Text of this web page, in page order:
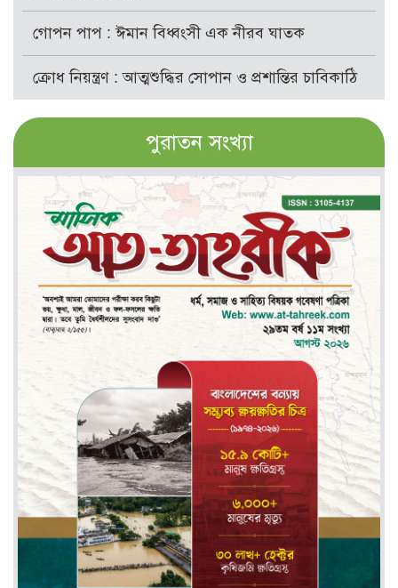
গোপন পাপ : ঈমান বিধ্বংসী এক নীরব ঘাতক
ক্রোধ নিয়ন্ত্রণ : আত্মশুদ্ধির সোপান ও প্রশান্তির চাবিকাঠি
পুরাতন সংখ্যা